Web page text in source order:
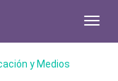
y Medios